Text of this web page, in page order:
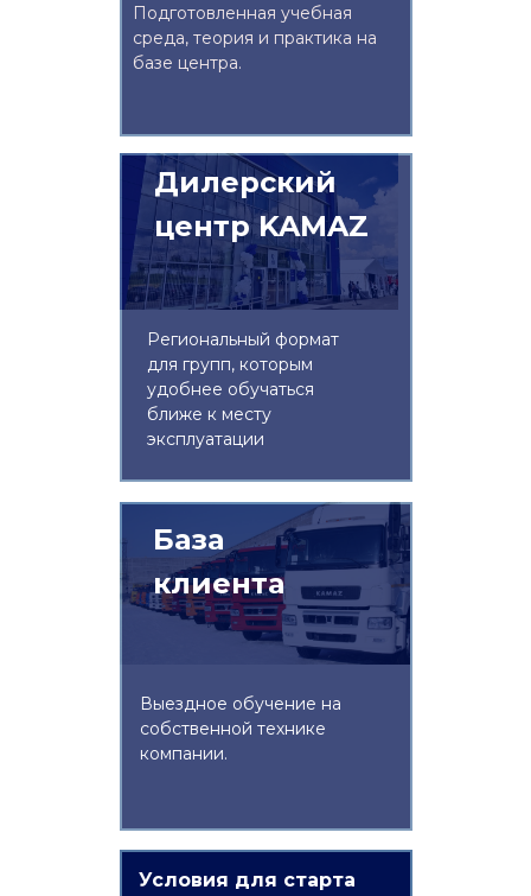
Подготовленная учебная
среда, теория и практика на
базе центра.
Выездное обучение на
собственной технике
компании.
База
клиента
Региональный формат
для групп, которым
удобнее обучаться
ближе к месту
эксплуатации
Дилерский
центр KAMAZ
Условия для старта